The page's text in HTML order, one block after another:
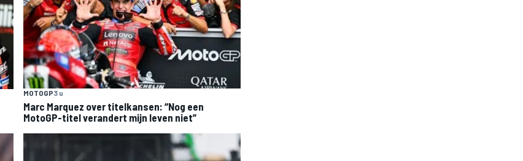
MOTOGP3 u
Marc Marquez over titelkansen: “Nog een
MotoGP-titel verandert mijn leven niet”